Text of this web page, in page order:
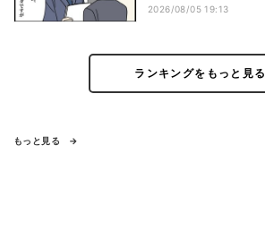
2026/08/05 19:13
ランキングをもっと見る
もっと見る